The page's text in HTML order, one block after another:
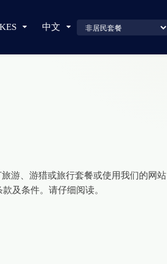
KES 中文
游、游猎或旅行套餐或使用我们的网站
及条件。请仔细阅读。